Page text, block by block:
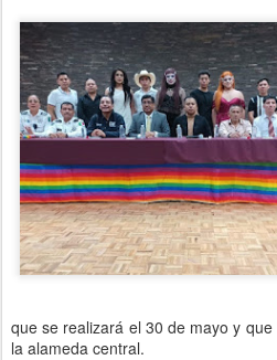
que se realizará el 30 de mayo y
la alameda central.